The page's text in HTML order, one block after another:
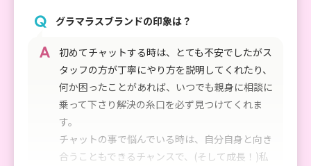
グラマラスブランドの印象は？
初めてチャットする時は、とても不安でしたがス
タッフの方が丁寧にやり方を説明してくれたり、
何か困ったことがあれば、いつでも親身に相談に
乗って下さり解決の糸口を必ず見つけてくれま
す。
チャットの事で悩んでいる時は、自分自身と向き
合うこともできるチャンスで、(そして成長！)私